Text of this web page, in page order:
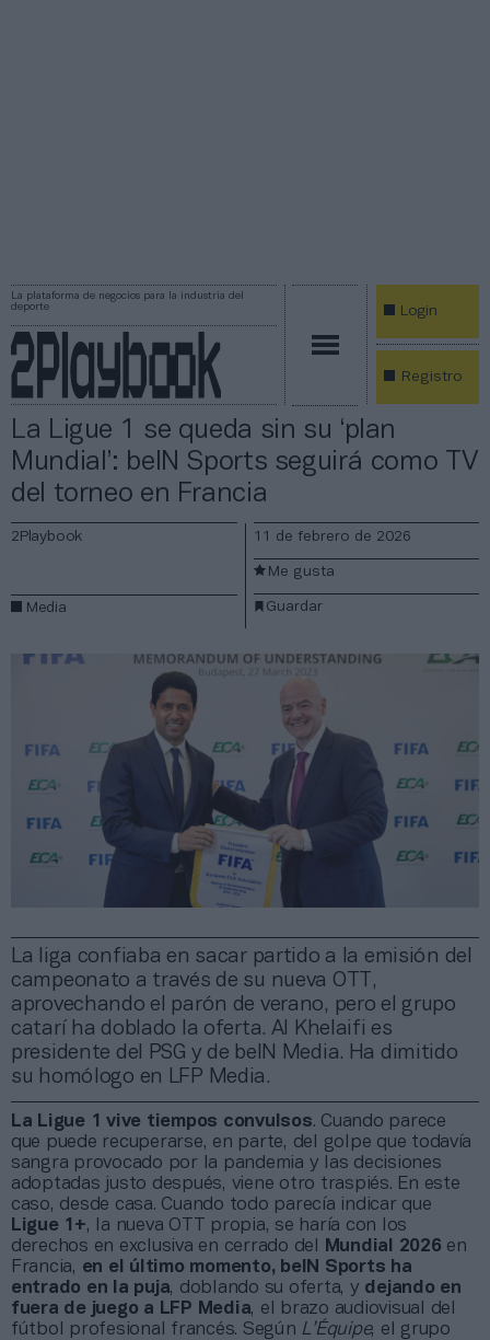
La plataforma de negocios para la industria del
deporte
Login
Registro
La Ligue 1 se queda sin su ‘plan
Mundial’: beIN Sports seguirá como TV
del torneo en Francia
La liga confiaba en sacar partido a la emisión del
campeonato a través de su nueva OTT,
aprovechando el parón de verano, pero el grupo
catarí ha doblado la oferta. Al Khelaifi es
presidente del PSG y de beIN Media. Ha dimitido
su homólogo en LFP Media.
2Playbook
Media
11 de febrero de 2026
Guardar
Me gusta
La Ligue 1 vive tiempos convulsos. Cuando parece
que puede recuperarse, en parte, del golpe que todavía
sangra provocado por la pandemia y las decisiones
adoptadas justo después, viene otro traspiés. En este
caso, desde casa. Cuando todo parecía indicar que
Ligue 1+, la nueva OTT propia, se haría con los
derechos en exclusiva en cerrado del
Mundial 2026 en
Francia, en el último momento, beIN Sports ha
entrado en la puja, doblando su oferta, y dejando en
fuera de juego a LFP Media, el brazo audiovisual del
fútbol profesional francés. Según L’Équipe, el grupo